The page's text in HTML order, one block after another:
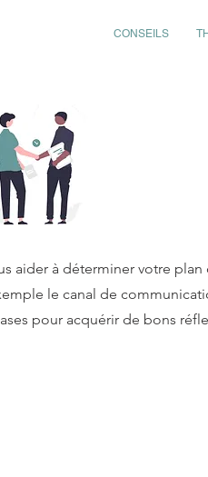
CONSEILS
aider à déterminer votre
le canal de
pour acquérir de bons